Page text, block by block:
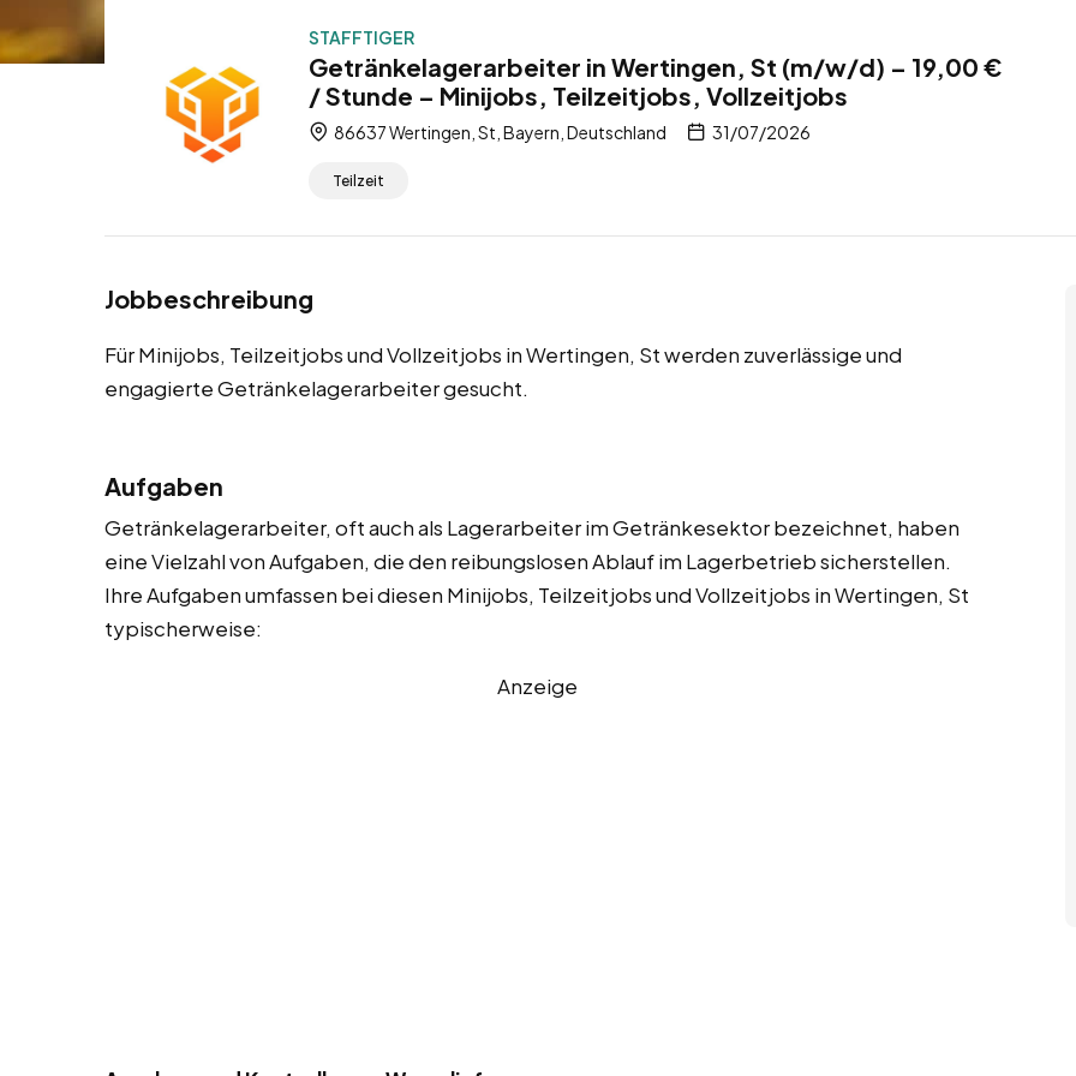
STAFFTIGER
Getränkelagerarbeiter in Wertingen, St (m/w/d) – 19,00 €
/ Stunde – Minijobs, Teilzeitjobs, Vollzeitjobs
86637 Wertingen, St, Bayern, Deutschland 31/07/2026
Teilzeit
Jobbeschreibung
Für Minijobs, Teilzeitjobs und Vollzeitjobs in Wertingen, St werden zuverlässige und
engagierte Getränkelagerarbeiter gesucht.
Aufgaben
Getränkelagerarbeiter, oft auch als Lagerarbeiter im Getränkesektor bezeichnet, haben
eine Vielzahl von Aufgaben, die den reibungslosen Ablauf im Lagerbetrieb sicherstellen.
Ihre Aufgaben umfassen bei diesen Minijobs, Teilzeitjobs und Vollzeitjobs in Wertingen, St
typischerweise:
Anzeige